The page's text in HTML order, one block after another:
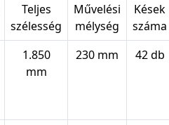
Teljes
szélesség
Művelési
mélység
Kések
száma
1.850
mm
230 mm 42 db